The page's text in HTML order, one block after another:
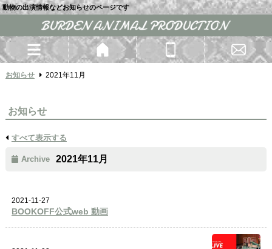
動物の出演情報などお知らせのページです
お知らせ 2021年11月
お知らせ
すべて表示する
Archive 2021年11月
2021-11-27
BOOKOFF公式web 動画